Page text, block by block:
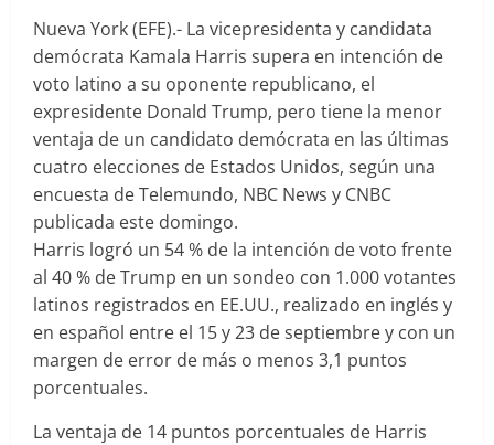
Nueva York (EFE).- La vicepresidenta y candidata
demócrata Kamala Harris supera en intención de
voto latino a su oponente republicano, el
expresidente Donald Trump, pero tiene la menor
ventaja de un candidato demócrata en las últimas
cuatro elecciones de Estados Unidos, según una
encuesta de Telemundo, NBC News y CNBC
publicada este domingo.
Harris logró un 54 % de la intención de voto frente
al 40 % de Trump en un sondeo con 1.000 votantes
latinos registrados en EE.UU., realizado en inglés y
en español entre el 15 y 23 de septiembre y con un
margen de error de más o menos 3,1 puntos
porcentuales.
La ventaja de 14 puntos porcentuales de Harris